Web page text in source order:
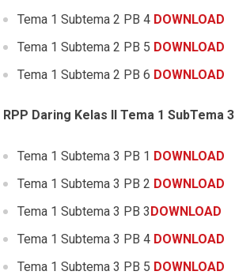
Tema 1 Subtema 2 PB 4 DOWNLOAD
Tema 1 Subtema 2 PB 5 DOWNLOAD
Tema 1 Subtema 2 PB 6 DOWNLOAD
RPP Daring Kelas II Tema 1 SubTema 3
Tema 1 Subtema 3 PB 1 DOWNLOAD
Tema 1 Subtema 3 PB 2 DOWNLOAD
Tema 1 Subtema 3 PB 3DOWNLOAD
Tema 1 Subtema 3 PB 4 DOWNLOAD
Tema 1 Subtema 3 PB 5 DOWNLOAD